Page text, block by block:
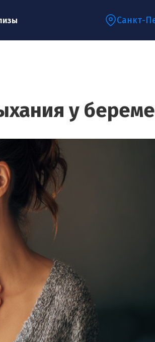
Санкт-
у
на обработку моих персональных данных